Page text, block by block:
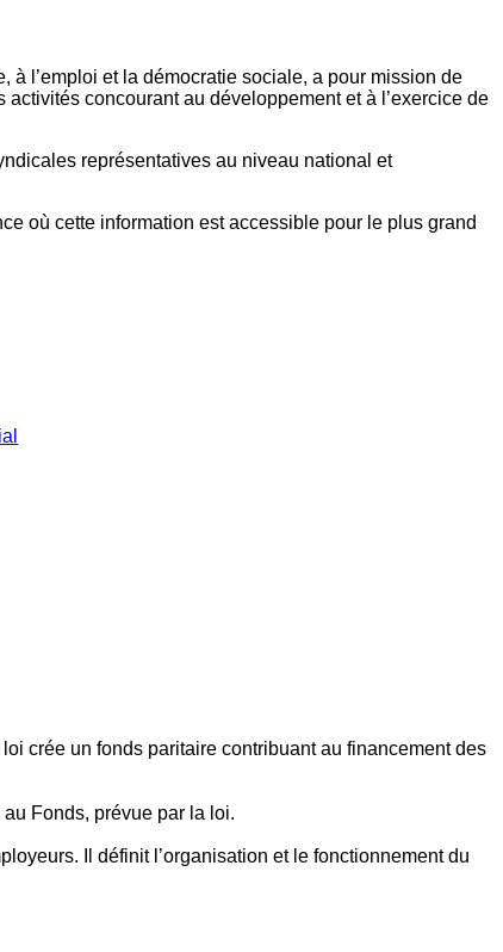
l’emploi et la démocratie sociale, a pour mission de
concourant au développement et à l’exercice de
représentatives au niveau national et
où cette information est accessible pour le plus grand
crée un fonds paritaire contribuant au financement des
Fonds, prévue par la loi.
Il définit l’organisation et le fonctionnement du